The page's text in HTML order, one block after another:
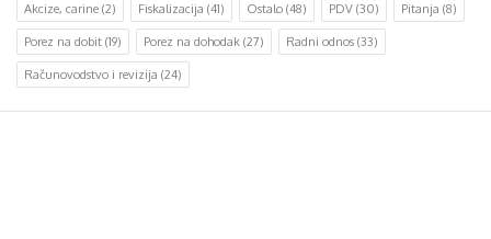
Akcize, carine (2) Fiskalizacija (41) Ostalo (48) PDV (30) Pitanja (8)
Porez na dobit (19) Porez na dohodak (27) Radni odnos (33)
Računovodstvo i revizija (24)